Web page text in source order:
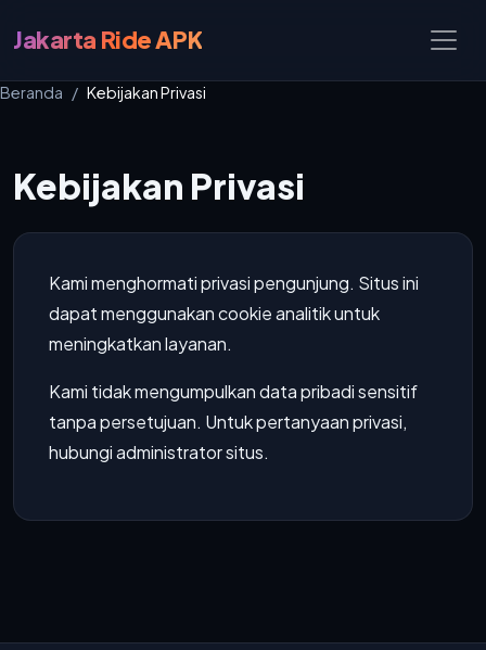
Jakarta Ride APK
Beranda Kebijakan Privasi
Kebijakan Privasi
Kami menghormati privasi pengunjung. Situs ini
dapat menggunakan cookie analitik untuk
meningkatkan layanan.
Kami tidak mengumpulkan data pribadi sensitif
tanpa persetujuan. Untuk pertanyaan privasi,
hubungi administrator situs.